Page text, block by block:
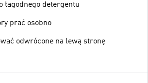
łagodnego detergentu
prać osobno
odwrócone na lewą stronę